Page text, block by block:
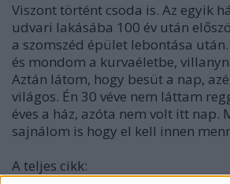
Viszont történt csoda is. Az egyik
udvari lakásába 100 év után
a szomszéd épület lebontása
és mondom a kurvaéletbe,
Aztán látom, hogy besüt a nap,
világos. Én 30 véve nem láttam
éves a ház, azóta nem volt itt nap.
sajnálom is hogy el kell innen
A teljes cikk: